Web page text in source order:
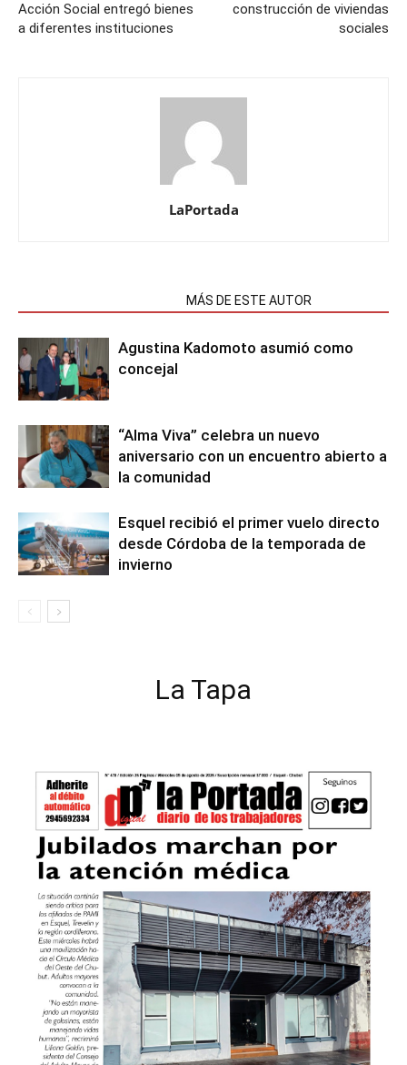
Acción Social entregó bienes
a diferentes instituciones
construcción de viviendas
sociales
LaPortada
MÁS DE ESTE AUTOR
Agustina Kadomoto asumió como
concejal
“Alma Viva” celebra un nuevo
aniversario con un encuentro abierto a
la comunidad
Esquel recibió el primer vuelo directo
desde Córdoba de la temporada de
invierno
La Tapa